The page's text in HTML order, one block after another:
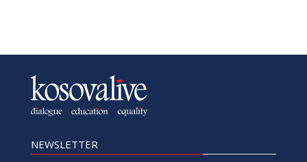
NEWSLETTER